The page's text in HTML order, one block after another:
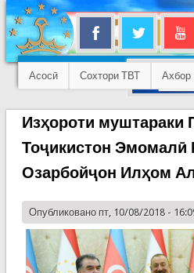
Асосӣ Сохтори ТВТ Ахбор
Изҳороти муштараки
Тоҷикистон Эмомалӣ
Озарбойҷон Илҳом
Опубликовано пт, 10/08/2018 -